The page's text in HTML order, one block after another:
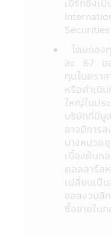
นี้เป็นข้อมูลทั่วไ
และไม่ถือเป็นก
หมายให้ถือเป็น
บุคคลใดทำกา
ลงทุนประเภทต่
ขึ้นแก่ผู้ที่ใช้ข้อมู
ไซด์นี้ไม่อาจเรีย
12. การที่สำนั
อนุมัติให้จัดตั้งแ
รวมที่ปรากฏอ
มือถือนี้ มิได้เป็
ก.ล.ต. และสำนั
รับรองถึงควา
ชวน และมิได้ป
13. การวัดผล
เบิร์กซึ่งเ
Securities
โดยกอง
ละ 67 ขอ
ทุนในตรา
หรือดําเนิ
ใหญ่ในปร
บริษัทที่มีมู
อาจมีการ
บางหมวด
เบื้องต้นก
ดอลลาร์
เปลี่ยนเป็
ขอสงวนสิ
ซื้อขายใน